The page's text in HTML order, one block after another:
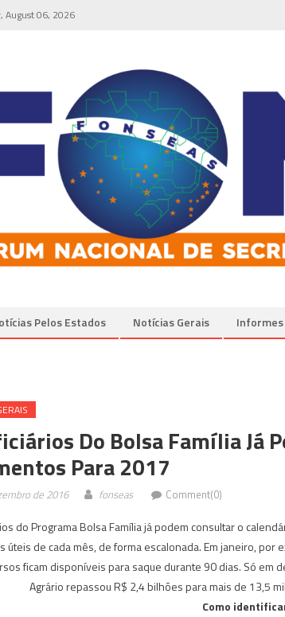
August 06, 2026
Pelos Estados Notí­cias Gerais
Do Bolsa Família Já
Para 2017
de 2016 fonseas Comment(0)
do Programa Bolsa Família já podem consultar o
úteis de cada mês, de forma escalonada. Em janeiro,
ficam disponíveis para saque durante 90 dias. Só
Agrário repassou R$ 2,4 bilhões para mais de 13,5
Como